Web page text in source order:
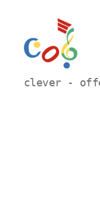
Carl-
Orff
clever -